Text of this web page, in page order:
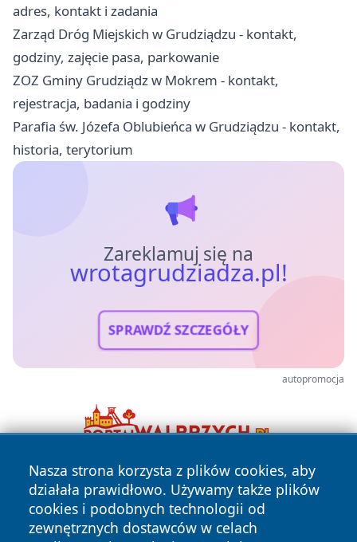
adres, kontakt i zadania
Zarząd Dróg Miejskich w Grudziądzu - kontakt,
godziny, zajęcie pasa, parkowanie
ZOZ Gminy Grudziądz w Mokrem - kontakt,
rejestracja, badania i godziny
Parafia św. Józefa Oblubieńca w Grudziądzu - kontakt,
historia, terytorium
Zareklamuj się na
wrotagrudziadza.pl!
SPRAWDŹ SZCZEGÓŁY
autopromocja
Nasza strona korzysta z plików cookies, aby
działała prawidłowo. Używamy także plików
cookies i podobnych technologii od
zewnętrznych dostawców w celach